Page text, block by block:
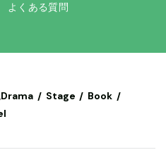
よくある質問
Stage
Book